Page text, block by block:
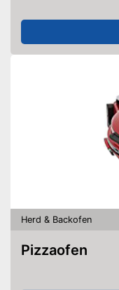
Herd & Backofen
Pizzaofen